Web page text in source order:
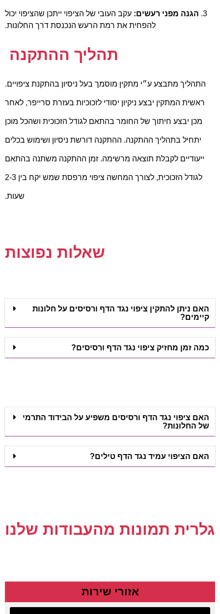
3. הגנה מפני רעשים: עקב העובי של הציפוי ייתכן שהציפוי יכול
להפחית את רמת הרעש הנכנסת דרך החלונות.
תהליך ההתקנה
התהליך מתבצע ע״י מתקין מוסמך בעל ניסיון בהתקנת ציפויים.
ראשית המתקין יבצע ניקיון יסודי לזכוכיות בעזרת סרייפר, לאחר
מכן יבצע חיתוך של החומר בהתאם לגודל הזכוכית ושהכל מוכן
יתחיל בתהליך ההתקנה. ההתקנה דורשת ניסיון ושימוש בכלים
ייעודיים לקבלת תוצאה מרשימה. זמן ההתקנה משתנה בהתאם
לגודל הזכוכית, לצורך המחשה ציפוי מרפסת שמש יקח בין 2-3
שעות.
שאלות נפוצות
האם ניתן להתקין ציפוי נגד הדף ורסיסים על חלונות
קיימים?
כמה זמן מחזיק ציפוי נגד הדף ורסיסים?
האם ציפוי נגד הדף ורסיסים משפיע על הבידוד התרמי
של החלונות?
האם הציפוי עמיד נגד הדף טילים?
גלרית תמונות מהעבודות שלנו
אזורי שירות